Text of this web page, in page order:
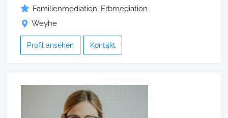
Familienmediation, Erbmediation
Weyhe
Profil ansehen Kontakt